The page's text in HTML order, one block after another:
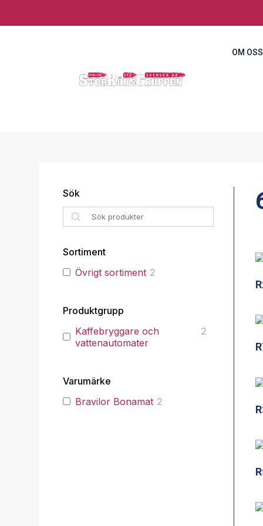
OM OSS
Sök
Search
Sortiment
Övrigt sortiment 2
Produktgrupp
Kaffebryggare och
vattenautomater
2
Varumärke
Bravilor Bonamat 2